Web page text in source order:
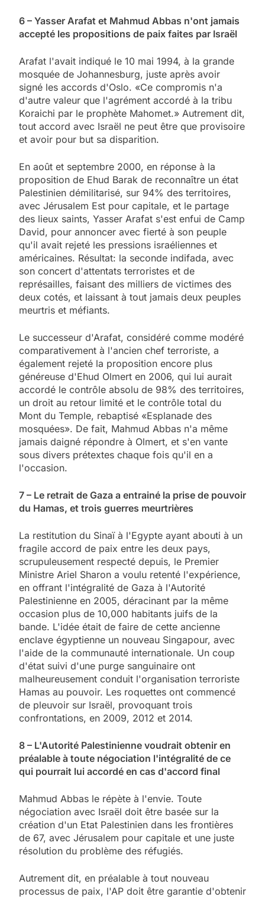
6 – Yasser Arafat et Mahmud Abbas n'ont jamais
accepté les propositions de paix faites par Israël
Arafat l'avait indiqué le 10 mai 1994, à la grande
mosquée de Johannesburg, juste après avoir
signé les accords d'Oslo. «Ce compromis n'a
d'autre valeur que l'agrément accordé à la tribu
Koraichi par le prophète Mahomet.» Autrement dit,
tout accord avec Israël ne peut être que provisoire
et avoir pour but sa disparition.
En août et septembre 2000, en réponse à la
proposition de Ehud Barak de reconnaître un état
Palestinien démilitarisé, sur 94% des territoires,
avec Jérusalem Est pour capitale, et le partage
des lieux saints, Yasser Arafat s'est enfui de Camp
David, pour annoncer avec fierté à son peuple
qu'il avait rejeté les pressions israéliennes et
américaines. Résultat: la seconde indifada, avec
son concert d'attentats terroristes et de
représailles, faisant des milliers de victimes des
deux cotés, et laissant à tout jamais deux peuples
meurtris et méfiants.
Le successeur d'Arafat, considéré comme modéré
comparativement à l'ancien chef terroriste, a
également rejeté la proposition encore plus
généreuse d'Ehud Olmert en 2006, qui lui aurait
accordé le contrôle absolu de 98% des territoires,
un droit au retour limité et le contrôle total du
Mont du Temple, rebaptisé «Esplanade des
mosquées». De fait, Mahmud Abbas n'a même
jamais daigné répondre à Olmert, et s'en vante
sous divers prétextes chaque fois qu'il en a
l'occasion.
7 – Le retrait de Gaza a entrainé la prise de pouvoir
du Hamas, et trois guerres meurtrières
La restitution du Sinaï à l'Egypte ayant abouti à un
fragile accord de paix entre les deux pays,
scrupuleusement respecté depuis, le Premier
Ministre Ariel Sharon a voulu retenté l'expérience,
en offrant l'intégralité de Gaza à l'Autorité
Palestinienne en 2005, déracinant par la même
occasion plus de 10,000 habitants juifs de la
bande. L'idée était de faire de cette ancienne
enclave égyptienne un nouveau Singapour, avec
l'aide de la communauté internationale. Un coup
d'état suivi d'une purge sanguinaire ont
malheureusement conduit l'organisation terroriste
Hamas au pouvoir. Les roquettes ont commencé
de pleuvoir sur Israël, provoquant trois
confrontations, en 2009, 2012 et 2014.
8 – L'Autorité Palestinienne voudrait obtenir en
préalable à toute négociation l'intégralité de ce
qui pourrait lui accordé en cas d'accord final
Mahmud Abbas le répète à l'envie. Toute
négociation avec Israël doit être basée sur la
création d'un Etat Palestinien dans les frontières
de 67, avec Jérusalem pour capitale et une juste
résolution du problème des réfugiés.
Autrement dit, en préalable à tout nouveau
processus de paix, l'AP doit être garantie d'obtenir